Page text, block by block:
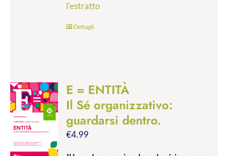
l'estratto
Dettagli
E = ENTITÀ
Il Sé organizzativo:
guardarsi dentro.
€4.99